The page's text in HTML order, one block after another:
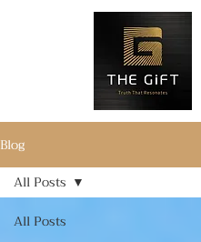
Blog
All Posts
All Posts